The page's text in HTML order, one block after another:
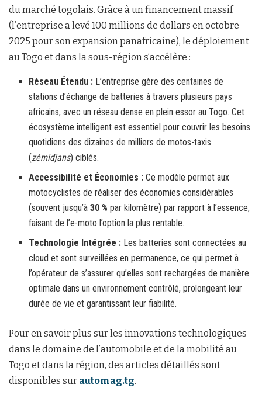
du marché togolais. Grâce à un financement massif
(l’entreprise a levé 100 millions de dollars en octobre
2025 pour son expansion panafricaine), le déploiement
au Togo et dans la sous-région s’accélère :
Réseau Étendu : L’entreprise gère des centaines de
stations d’échange de batteries à travers plusieurs pays
africains, avec un réseau dense en plein essor au Togo. Cet
écosystème intelligent est essentiel pour couvrir les besoins
quotidiens des dizaines de milliers de motos-taxis
(zémidjans) ciblés.
Accessibilité et Économies : Ce modèle permet aux
motocyclistes de réaliser des économies considérables
(souvent jusqu’à30 % par kilomètre) par rapport à l’essence,
faisant de l’e-moto l’option la plus rentable.
Technologie Intégrée : Les batteries sont connectées au
cloud et sont surveillées en permanence, ce qui permet à
l’opérateur de s’assurer qu’elles sont rechargées de manière
optimale dans un environnement contrôlé, prolongeant leur
durée de vie et garantissant leur fiabilité.
Pour en savoir plus sur les innovations technologiques
dans le domaine de l’automobile et de la mobilité au
Togo et dans la région, des articles détaillés sont
disponibles sur automag.tg.